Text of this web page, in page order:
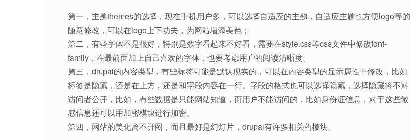
第一，主题themes的选择，现在手机用户多，可以选择自适应的主题，自适应主题也方便logo等的
随意修改，可以在logo上下功夫，为网站增添美色；
第二，有些字体不是很好，特别是数字看起来不好看，需要在style.css等css文件中修改font-
family，在最前面加上自己喜欢的字体，也要考虑用户的阅读清晰度。
第三，drupal的内容类型，有些标签可能是默认现实的，可以在内容类型的显示属性中修改，比如
标签是隐藏，还是在上方，还是和字段内容在一行。字段的格式也可以选择隐藏，选择隐藏将不对
访问者公开，比如，有些数据是只能网站知道，而用户不能访问的，比如身份证信息，对于这些敏
感信息还可以用加密模块进行加密。
第四，网站的美化离不开图，而且最好是幻灯片，drupal有许多相关的模块。